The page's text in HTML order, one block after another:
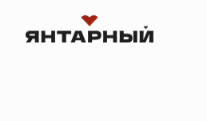
2-комнатная45.03 м